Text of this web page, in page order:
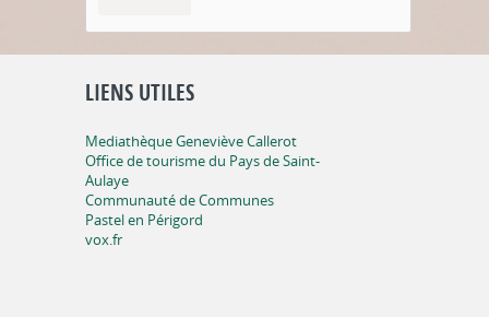
LIENS UTILES
Mediathèque Geneviève Callerot
Office de tourisme du Pays de Saint-
Aulaye
Communauté de Communes
Pastel en Périgord
vox.fr